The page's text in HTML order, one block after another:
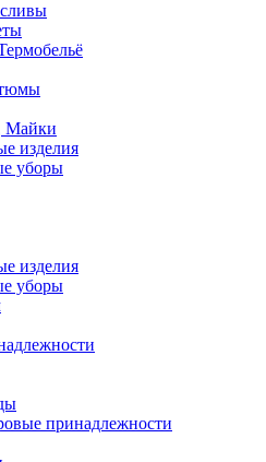
Майки
изделия
уборы
изделия
уборы
принадлежности